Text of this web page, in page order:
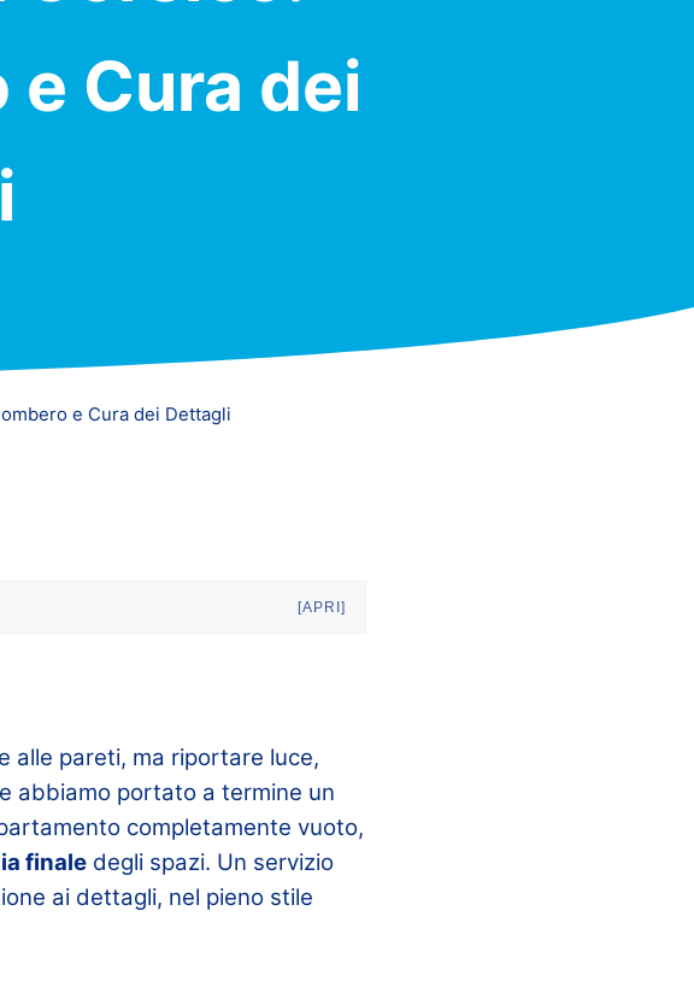
Cura dei
e Cura dei Dettagli
[APRI]
alle pareti, ma riportare luce,
abbiamo portato a termine un
completamente vuoto,
finale degli spazi. Un servizio
ai dettagli, nel pieno stile